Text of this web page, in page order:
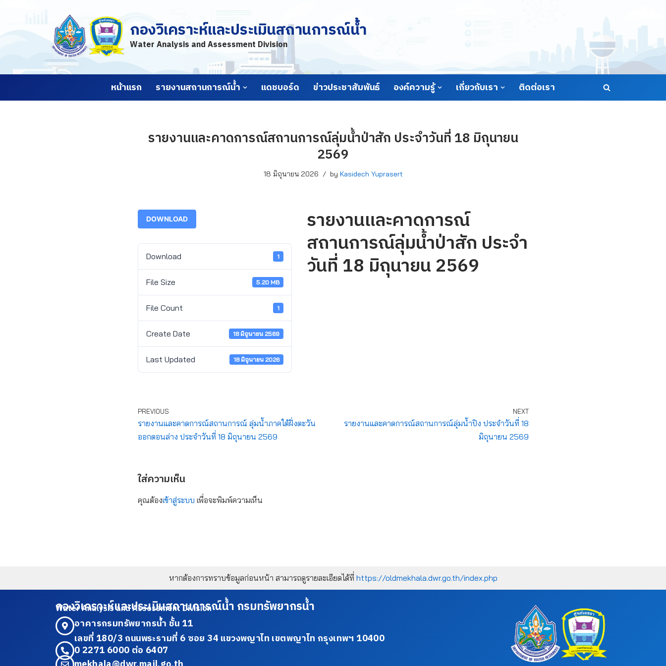
กองวิเคราะห์และประเมินสถานการณ์น้ำ
Water Analysis and Assessment Division
หน้าแรก รายงานสถานการณ์น้ำ แดชบอร์ด ข่าวประชาสัมพันธ์ องค์ความรู้ เกี่ยวกับเรา ติดต่อเรา
รายงานและคาดการณ์สถานการณ์ลุ่มน้ำป่าสัก ประจำวันที่ 18 มิถุนายน
2569
18 มิถุนายน 2026 by Kasidech Yuprasert
DOWNLOAD
Download 1
File Size 5.20 MB
File Count 1
Create Date 18 มิถุนายน 2569
Last Updated 18 มิถุนายน 2026
รายงานและคาดการณ์
สถานการณ์ลุ่มน้ำป่าสัก ประจำ
วันที่ 18 มิถุนายน 2569
PREVIOUS
รายงานและคาดการณ์สถานการณ์ ลุ่มน้ำภาคใต้ฝั่งตะวัน
ออกตอนล่าง ประจำวันที่ 18 มิถุนายน 2569
NEXT
รายงานและคาดการณ์สถานการณ์ลุ่มน้ำปิง ประจำวันที่ 18
มิถุนายน 2569
ใส่ความเห็น
คุณต้องเข้าสู่ระบบ เพื่อจะพิมพ์ความเห็น
หากต้องการทราบข้อมูลก่อนหน้า สามารถดูรายละเอียดได้ที่ https://oldmekhala.dwr.go.th/index.php
กองวิเคราะห์และประเมินสถานการณ์น้ำ กรมทรัพยากรน้ำ
Water Analysis and Assessment Division
อาคารกรมทรัพยากรน้ำ ชั้น 11
เลขที่ 180/3 ถนนพระรามที่ 6 ซอย 34 แขวงพญาไท เขตพญาไท กรุงเทพฯ 10400
0 2271 6000 ต่อ 6407